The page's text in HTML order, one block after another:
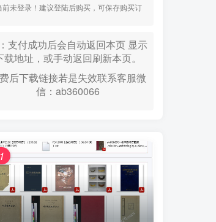
前未登录！建议登陆后购买，可保存购买订
支付成功后会自动返回本页 显示
载地址，或手动返回刷新本页。
后下载链接若是失效联系客服微
信：ab360066